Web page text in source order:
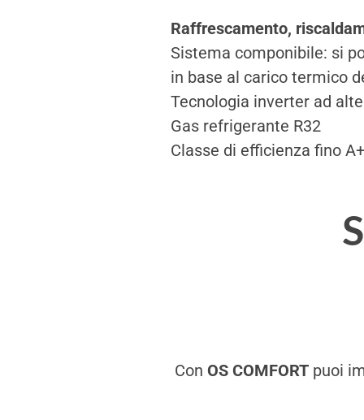
Raffrescamento,
Sistema componibile: si
in base al carico termico
Tecnologia inverter ad
Gas refrigerante R32
Classe di efficienza fino
ConOS COMFORT puoi